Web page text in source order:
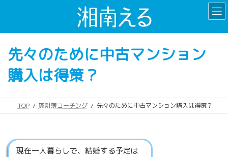
先々のために中古マンション
購入は得策？
TOP 家計簿コーチング 先々のために中古マンション購入は得策？
現在一人暮らしで、結婚する予定は